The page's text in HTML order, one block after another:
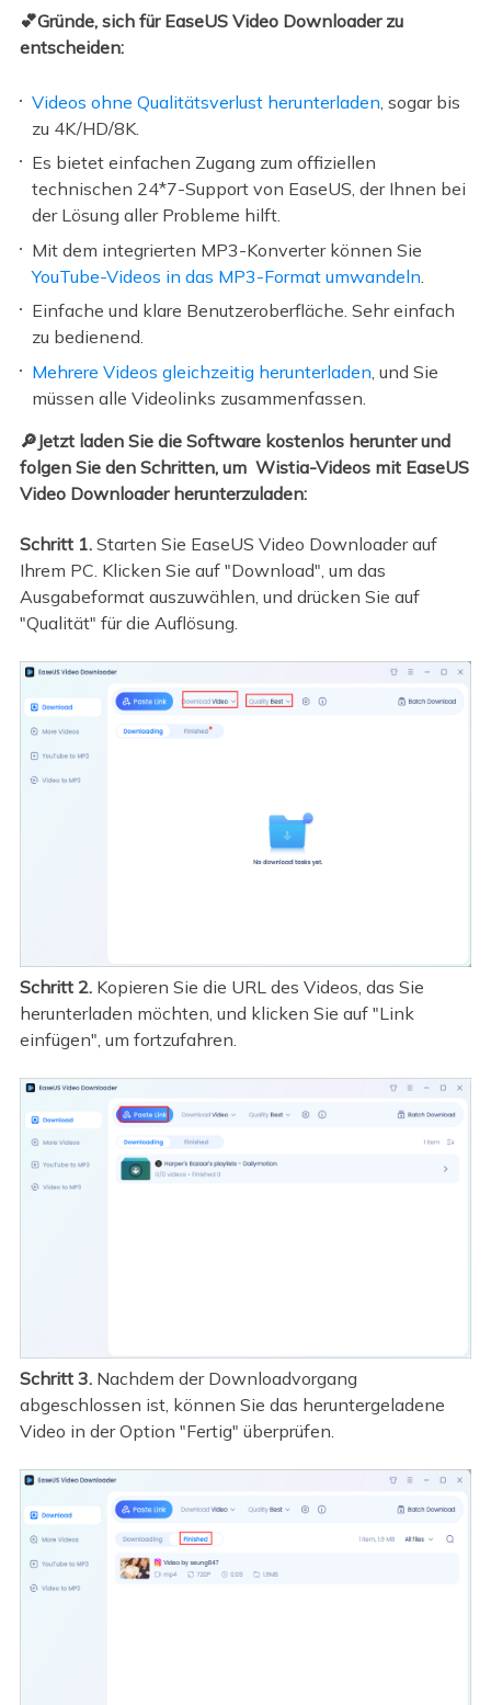
💕Gründe, sich für EaseUS Video Downloader zu
entscheiden:
Videos ohne Qualitätsverlust herunterladen , sogar bis
zu 4K/HD/8K.
Es bietet einfachen Zugang zum offiziellen
technischen 24*7-Support von EaseUS, der Ihnen bei
der Lösung aller Probleme hilft.
Mit dem integrierten MP3-Konverter können Sie
YouTube-Videos in das MP3-Format umwandeln
Einfache und klare Benutzeroberfläche. Sehr einfach
zu bedienend.
Mehrere Videos gleichzeitig herunterladen , und Sie
müssen alle Videolinks zusammenfassen.
🔎Jetzt laden Sie die Software kostenlos herunter und
folgen Sie den Schritten, um Wistia-Videos mit EaseUS
Video Downloader herunterzuladen:
Schritt 1.Starten Sie EaseUS Video Downloader auf
Ihrem PC. Klicken Sie auf "Download", um das
Ausgabeformat auszuwählen, und drücken Sie auf
"Qualität" für die Auflösung.
Schritt 2.Kopieren Sie die URL des Videos, das Sie
herunterladen möchten, und klicken Sie auf "Link
einfügen", um fortzufahren.
Schritt 3. Nachdem der Downloadvorgang
abgeschlossen ist, können Sie das heruntergeladene
Video in der Option "Fertig" überprüfen.